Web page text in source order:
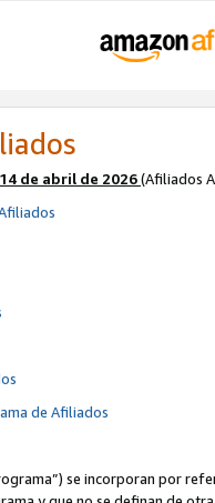
14 de abril de 2026(Afiliados
de Afiliados
se incorporan por